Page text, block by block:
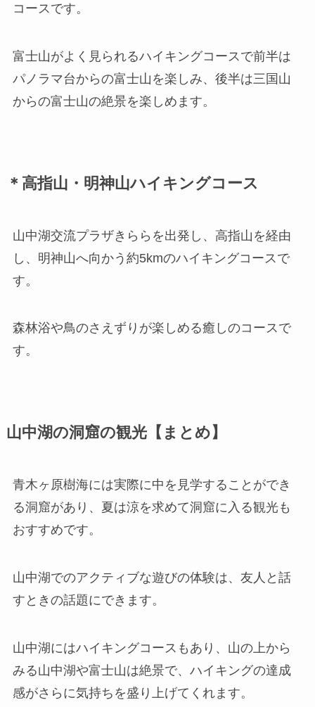
コースです。
富士山がよく見られるハイキングコースで前半は
パノラマ台からの富士山を楽しみ、後半は三国山
からの富士山の絶景を楽しめます。
＊高指山・明神山ハイキングコース
山中湖交流プラザきららを出発し、高指山を経由
し、明神山へ向かう約5kmのハイキングコースで
す。
森林浴や鳥のさえずりが楽しめる癒しのコースで
す。
山中湖の洞窟の観光【まとめ】
青木ヶ原樹海には実際に中を見学することができ
る洞窟があり、夏は涼を求めて洞窟に入る観光も
おすすめです。
山中湖でのアクティブな遊びの体験は、友人と話
すときの話題にできます。
山中湖にはハイキングコースもあり、山の上から
みる山中湖や富士山は絶景で、ハイキングの達成
感がさらに気持ちを盛り上げてくれます。